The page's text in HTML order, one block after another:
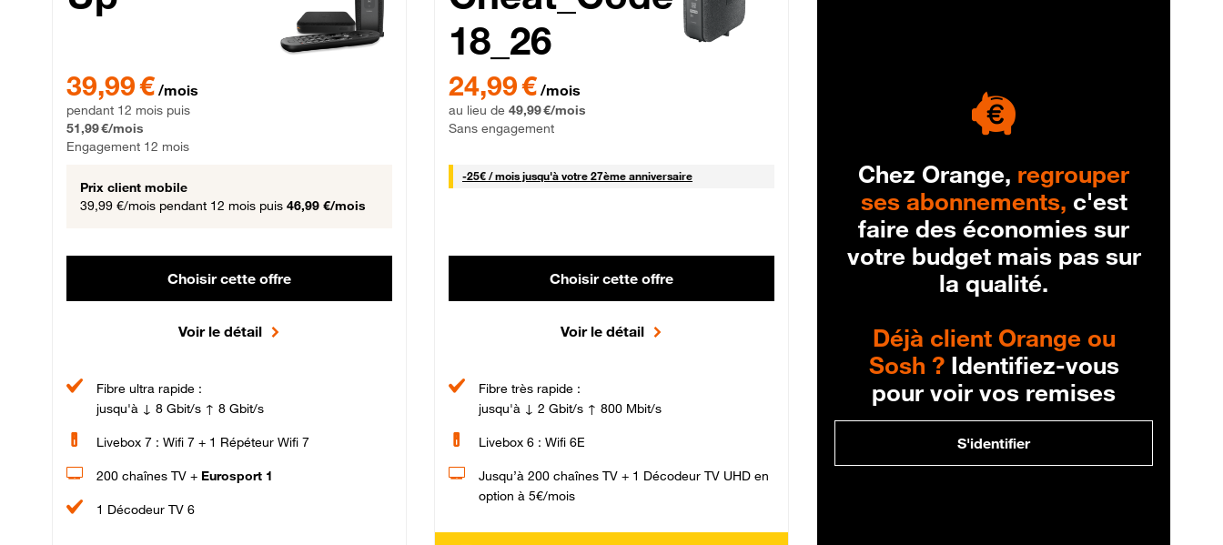
39,99 € /mois
pendant 12 mois puis
51,99 €/mois
Engagement 12 mois
Prix client mobile
39,99 €/mois pendant 12 mois puis 46,99 €/mois
Choisir cette offre
Voir le détail
Fibre ultra rapide :
jusqu'à ↓ 8 Gbit/s ↑ 8 Gbit/s
Livebox 7 : Wifi 7 + 1 Répéteur Wifi 7
200 chaînes TV + Eurosport 1
1 Décodeur TV 6
18_26
24,99 € /mois
au lieu de 49,99 €/mois
Sans engagement
-25€ / mois25 € par mois
jusqu'à votre 27ème anniversaire
Choisir cette offre
Voir le détail
Fibre très rapide :
jusqu'à ↓ 2 Gbit/s ↑ 800 Mbit/s
Livebox 6 : Wifi 6E
Jusqu’à 200 chaînes TV + 1 Décodeur TV UHD en
option à 5€/mois
Chez Orange, regrouper
ses abonnements, c'est
faire des économies sur
votre budget mais pas sur
la qualité.
Déjà client Orange ou
Sosh ?Identifiez-vous
pour voir vos remises
S'identifier